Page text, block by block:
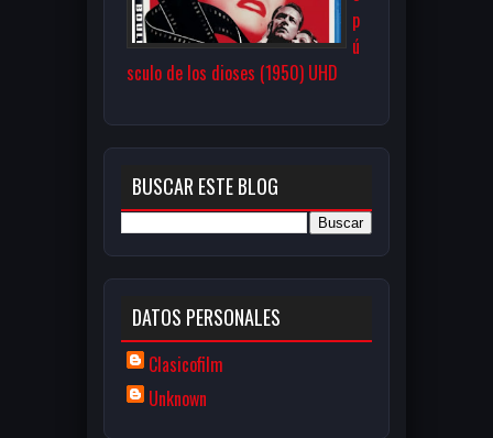
p
ú
sculo de los dioses (1950) UHD
BUSCAR ESTE BLOG
DATOS PERSONALES
Clasicofilm
Unknown